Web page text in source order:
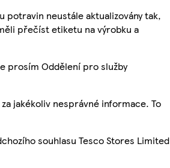
neustále aktualizovány tak,
přečíst etiketu na výrobku a
prosím Oddělení pro služby
jakékoliv nesprávné informace. To
souhlasu Tesco Stores Limited